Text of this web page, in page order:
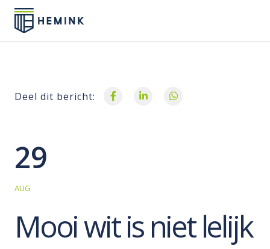
Deel dit bericht:
29
AUG
Mooi wit is niet lelijk